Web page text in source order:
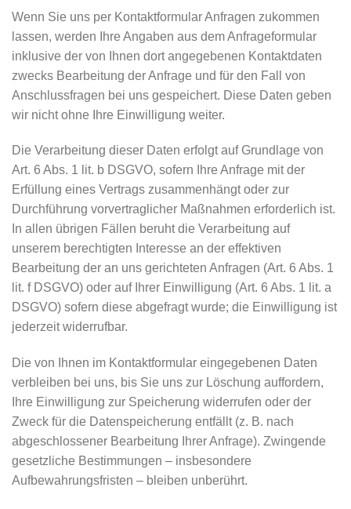
Wenn Sie uns per Kontaktformular Anfragen zukommen
lassen, werden Ihre Angaben aus dem Anfrageformular
inklusive der von Ihnen dort angegebenen Kontaktdaten
zwecks Bearbeitung der Anfrage und für den Fall von
Anschlussfragen bei uns gespeichert. Diese Daten geben
wir nicht ohne Ihre Einwilligung weiter.
Die Verarbeitung dieser Daten erfolgt auf Grundlage von
Art. 6 Abs. 1 lit. b DSGVO, sofern Ihre Anfrage mit der
Erfüllung eines Vertrags zusammenhängt oder zur
Durchführung vorvertraglicher Maßnahmen erforderlich ist.
In allen übrigen Fällen beruht die Verarbeitung auf
unserem berechtigten Interesse an der effektiven
Bearbeitung der an uns gerichteten Anfragen (Art. 6 Abs. 1
lit. f DSGVO) oder auf Ihrer Einwilligung (Art. 6 Abs. 1 lit. a
DSGVO) sofern diese abgefragt wurde; die Einwilligung ist
jederzeit widerrufbar.
Die von Ihnen im Kontaktformular eingegebenen Daten
verbleiben bei uns, bis Sie uns zur Löschung auffordern,
Ihre Einwilligung zur Speicherung widerrufen oder der
Zweck für die Datenspeicherung entfällt (z. B. nach
abgeschlossener Bearbeitung Ihrer Anfrage). Zwingende
gesetzliche Bestimmungen – insbesondere
Aufbewahrungsfristen – bleiben unberührt.